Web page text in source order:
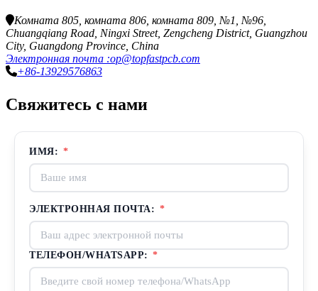
Комната 805, комната 806, комната 809, №1, №96,
Chuangqiang Road, Ningxi Street, Zengcheng District, Guangzhou
City, Guangdong Province, China
Электронная почта :op@topfastpcb.com
+86-13929576863
Свяжитесь с нами
ИМЯ: *
ЭЛЕКТРОННАЯ ПОЧТА: *
ТЕЛЕФОН/WHATSAPP: *